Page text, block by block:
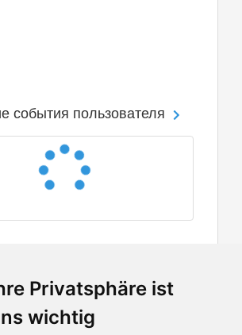
Privatsphäre ist
wichtig
события пользователя